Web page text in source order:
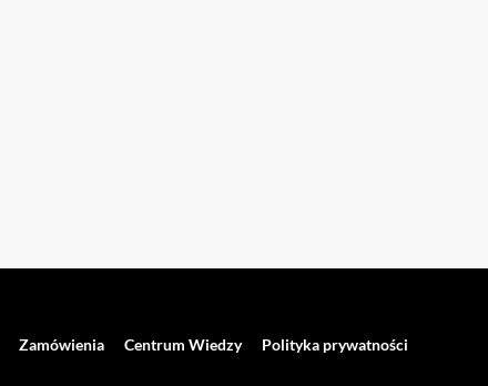
Zamówienia Centrum Wiedzy Polityka prywatności